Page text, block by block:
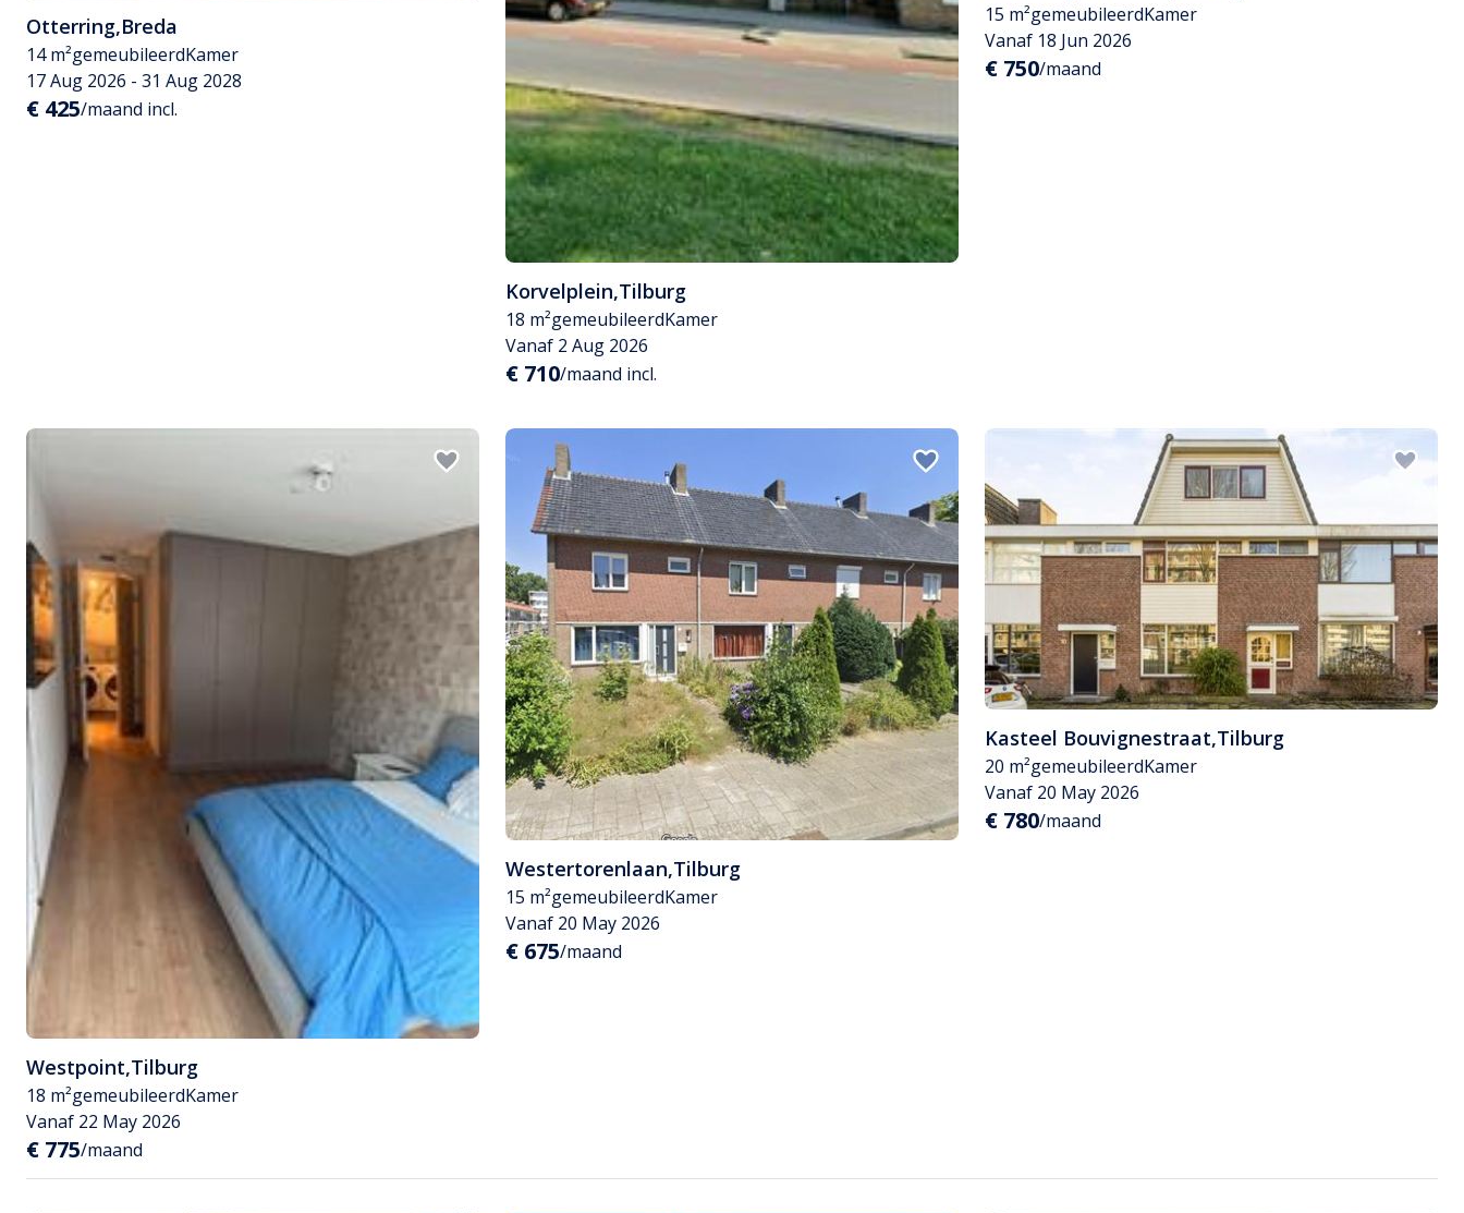
Otterring,Breda
14 m²gemeubileerdKamer
17 Aug 2026 - 31 Aug 2028
€ 425/maand incl.
Korvelplein,Tilburg
18 m²gemeubileerdKamer
Vanaf 2 Aug 2026
€ 710/maand incl.
15 m²gemeubileerdKamer
Vanaf 18 Jun 2026
€ 750/maand
Westpoint,Tilburg
18 m²gemeubileerdKamer
Vanaf 22 May 2026
€ 775/maand
Westertorenlaan,Tilburg
15 m²gemeubileerdKamer
Vanaf 20 May 2026
€ 675/maand
Kasteel Bouvignestraat,Tilburg
20 m²gemeubileerdKamer
Vanaf 20 May 2026
€ 780/maand